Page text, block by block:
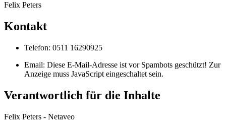
Felix Peters
Kontakt
Telefon: 0511 16290925
Email: Diese E-Mail-Adresse ist vor Spambots geschützt! Zur
Anzeige muss JavaScript eingeschaltet sein.
Verantwortlich für die Inhalte
Felix Peters - Netaveo